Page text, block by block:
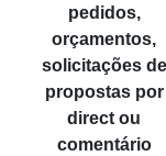
pedidos,
orçamentos,
solicitações de
propostas por
direct ou
comentário